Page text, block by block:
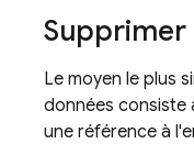
Supprimer
Le moyen le plus
données consiste
une référence à